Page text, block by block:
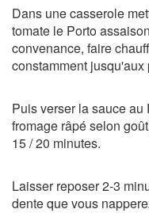
Dans une casserole
tomate le Porto
convenance, faire
constamment
Puis verser la sauce
fromage râpé selon
15 / 20 minutes.
Laisser reposer 2-3
dente que vous